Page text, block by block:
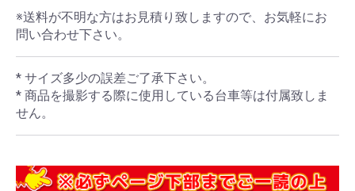
※送料が不明な方はお見積り致しますので、お気軽にお
問い合わせ下さい。
* サイズ多少の誤差ご了承下さい。
* 商品を撮影する際に使用している台車等は付属致しま
せん。